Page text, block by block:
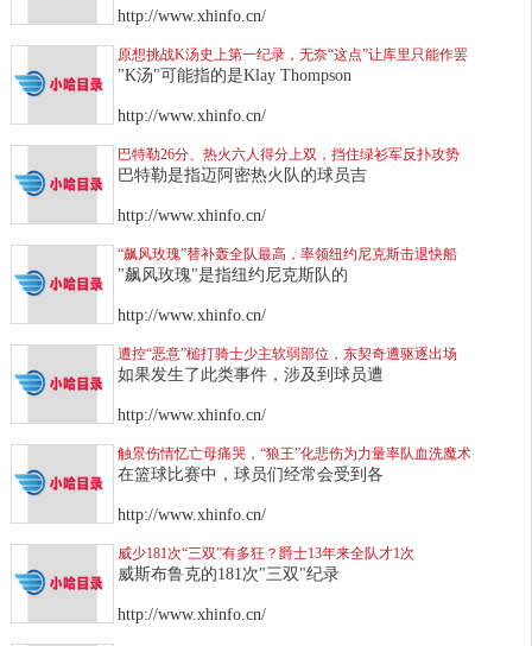
http://www.xhinfo.cn/
原想挑战K汤史上第一纪录，无奈“这点”让库里只能作罢
"K汤"可能指的是Klay Thompson
http://www.xhinfo.cn/
巴特勒26分、热火六人得分上双，挡住绿衫军反扑攻势
巴特勒是指迈阿密热火队的球员吉
http://www.xhinfo.cn/
“飙风玫瑰”替补轰全队最高，率领纽约尼克斯击退快船
"飙风玫瑰"是指纽约尼克斯队的
http://www.xhinfo.cn/
遭控“恶意”槌打骑士少主软弱部位，东契奇遭驱逐出场
如果发生了此类事件，涉及到球员遭
http://www.xhinfo.cn/
触景伤情忆亡母痛哭，“狼王”化悲伤为力量率队血洗魔术
在篮球比赛中，球员们经常会受到各
http://www.xhinfo.cn/
威少181次“三双”有多狂？爵士13年来全队才1次
威斯布鲁克的181次"三双"纪录
http://www.xhinfo.cn/